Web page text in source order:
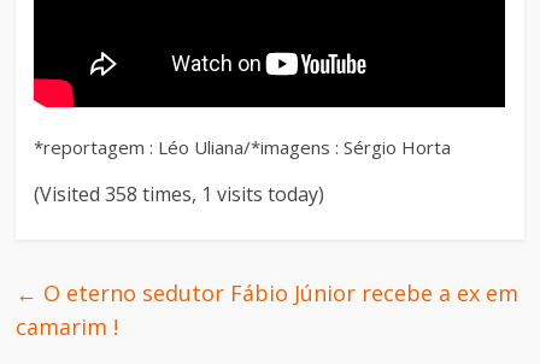
*reportagem : Léo Uliana/*imagens : Sérgio Horta
(Visited 358 times, 1 visits today)
← O eterno sedutor Fábio Júnior recebe a ex em
camarim !